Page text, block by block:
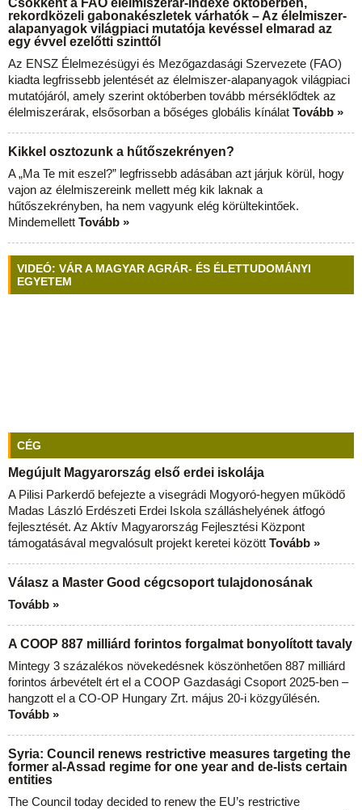
Csökkent a FAO élelmiszerár-indexe októberben,
rekordközeli gabonakészletek várhatók – Az élelmiszer-
alapanyagok világpiaci mutatója kevéssel elmarad az
egy évvel ezelőtti szinttől
Az ENSZ Élelmezésügyi és Mezőgazdasági Szervezete (FAO)
kiadta legfrissebb jelentését az élelmiszer-alapanyagok világpiaci
mutatójáról, amely szerint októberben tovább mérséklődtek az
élelmiszerárak, elsősorban a bőséges globális kínálat Tovább »
Kikkel osztozunk a hűtőszekrényen?
A „Ma Te mit eszel?” legfrissebb adásában azt járjuk körül, hogy
vajon az élelmiszereink mellett még kik laknak a
hűtőszekrényben, ha nem vagyunk elég körültekintőek.
Mindemellett Tovább »
VIDEÓ: VÁR A MAGYAR AGRÁR- ÉS ÉLETTUDOMÁNYI
EGYETEM
CÉG
Megújult Magyarország első erdei iskolája
A Pilisi Parkerdő befejezte a visegrádi Mogyoró-hegyen működő
Madas László Erdészeti Erdei Iskola szálláshelyének átfogó
fejlesztését. Az Aktív Magyarország Fejlesztési Központ
támogatásával megvalósult projekt keretei között Tovább »
Válasz a Master Good cégcsoport tulajdonosának
Tovább »
A COOP 887 milliárd forintos forgalmat bonyolított tavaly
Mintegy 3 százalékos növekedésnek köszönhetően 887 milliárd
forintos árbevételt ért el a COOP Gazdasági Csoport 2025-ben –
hangzott el a CO-OP Hungary Zrt. május 20-i közgyűlésén.
Tovább »
Syria: Council renews restrictive measures targeting the
former al-Assad regime for one year and de-lists certain
entities
The Council today decided to renew the EU’s restrictive